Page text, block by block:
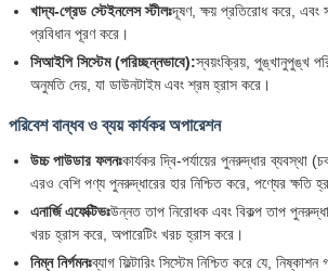
খাদ্য-গ্রেড স্টেইনলেস স্টীলঃদূষণ, ক্ষয় প্রতিরোধ করে, এবং
প্রবিধান পূরণ করে।
সিআইপি সিস্টেম (পরিচ্ছন্নভাবে):স্বয়ংক্রিয়, পুঙ্খানুপুঙ্খ
অনুমতি দেয়, যা ডাউনটাইম এবং শ্রম হ্রাস করে।
পরিবেশ বান্ধব ও ব্যয় কার্যকর অপারেশন
উচ্চ পাউডার ফলনঃকার্যকর দ্বি-পর্যায়ের পুনরুদ্ধার ব্যবস্থা
এরও বেশি পণ্য পুনরুদ্ধারের হার নিশ্চিত করে, পণ্যের ক্ষতি
এনার্জি এফেক্টিভঃউন্নত তাপ নিরোধক এবং বিকল্প তাপ
খরচ হ্রাস করে, অপারেটিং খরচ হ্রাস করে।
নিম্ন নির্গমনঃব্যাগ ফিল্টারিং সিস্টেম নিশ্চিত করে যে,